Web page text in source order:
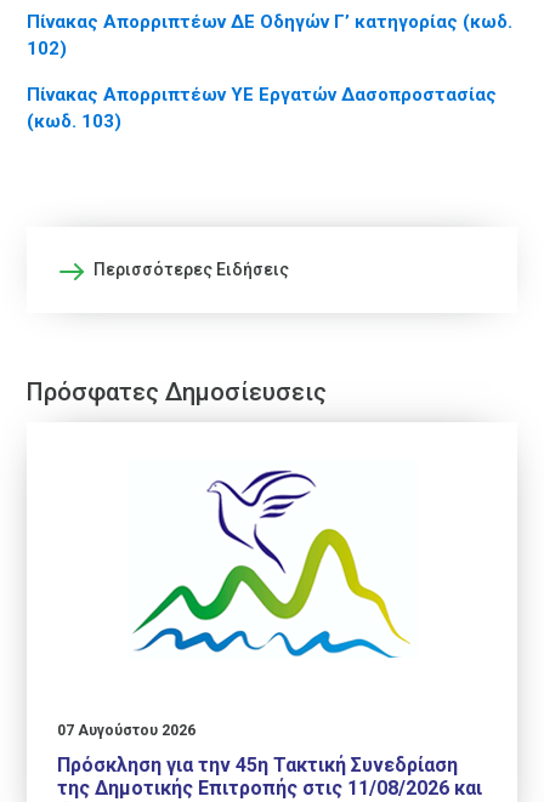
Πίνακας Απορριπτέων ΔΕ Οδηγών Γ’ κατηγορίας (κωδ.
102)
Πίνακας Απορριπτέων ΥΕ Εργατών Δασοπροστασίας
(κωδ. 103)
Περισσότερες Ειδήσεις
Πρόσφατες Δημοσίευσεις
07 Αυγούστου 2026
Πρόσκληση για την 45η Τακτική Συνεδρίαση
της Δημοτικής Επιτροπής στις 11/08/2026 και